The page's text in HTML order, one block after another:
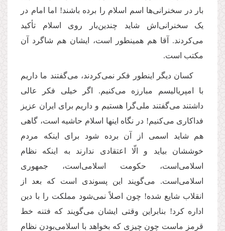
بار در سخنرانیها اسم اسلام را برده باشند! اما امام در
یک سخنرانی اش شاید چندینبار روی اسلام تأکید
میکردند. آقا هم همینطور است، ایشان هم شاگرد آن
مکتب است.
کسان دیگر اینطور فکر نمیکردند، میگفتند ما داریم
با امپریالیسم مبارزه میکنیم. اگر خیلی فکر عالی
داشتند میگفتند ملیگرا هستیم و داریم برای ایران عزیز
فداکاری میکنیم! در نگاه اینها اسلام حاشیه است، گاهی
هم شاید اسمی
از آن برده شود برای اینکه مردم
خوششان بیاید و الّا اعتقادی ندارند به اینکه نظام
اسلامی است، حکومت اسلامی است، جمهوری
اسلامی است. میگویند این پسوندی است که بعد از
انقلاب شایع شده! چون اصلاً نمیشود مملکت را با دین
اداره کرد! بنابراین وقتی ایشان میگویند که فتنه خط
قرمز ماست چون چیزی که بخواهد با اسلامیبودن نظام